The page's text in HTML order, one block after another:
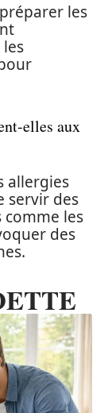
les
elles aux
allergies
servir des
les
des